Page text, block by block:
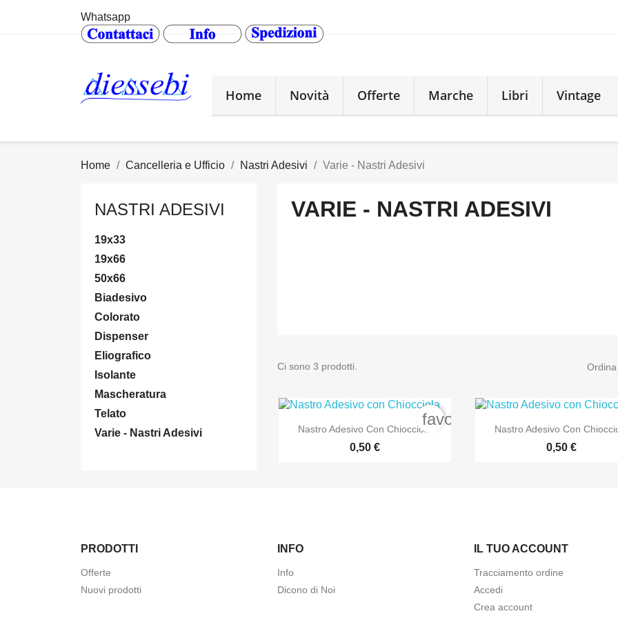
Whatsapp
Home Novità Offerte Marche Libri Vintage
Home Cancelleria e Ufficio Nastri Adesivi Varie - Nastri Adesivi
NASTRI ADESIVI
19x33
19x66
50x66
Biadesivo
Colorato
Dispenser
Eliografico
Isolante
Mascheratura
Telato
Varie - Nastri Adesivi
VARIE - NASTRI ADESIVI
Ci sono 3 prodotti.
 Anteprima
Nastro Adesivo Con Chiocciola
0,50 €
favorite_border  Anteprima
Nastro Adesivo Con
0,50 €
PRODOTTI
Offerte
Nuovi prodotti
INFO
Info
Dicono di Noi
IL TUO ACCOUNT
Tracciamento ordine
Accedi
Crea account